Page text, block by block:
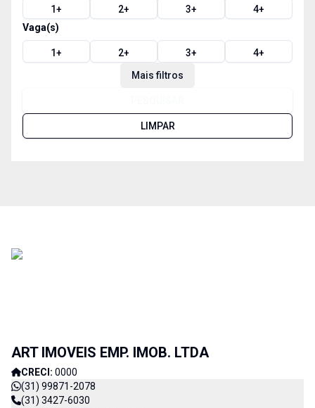
1+ 2+ 3+ 4+
Vaga(s)
1+ 2+ 3+ 4+
Mais filtros
LIMPAR
ART IMOVEIS EMP. IMOB. LTDA
CRECI: 0000
(31) 99871-2078
(31) 3427-6030